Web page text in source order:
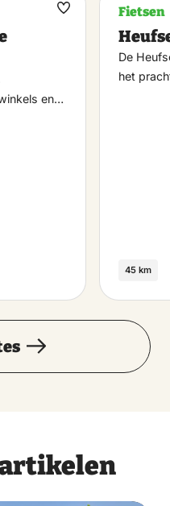
en…
Maak
Fietsen
De
het
45 km